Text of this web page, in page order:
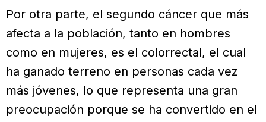
Por otra parte, el segundo cáncer que más
afecta a la población, tanto en hombres
como en mujeres, es el colorrectal, el cual
ha ganado terreno en personas cada vez
más jóvenes, lo que representa una gran
preocupación porque se ha convertido en el